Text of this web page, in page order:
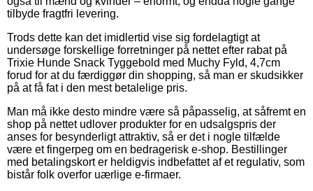
tilbyde fragtfri levering.
Trods dette kan det imidlertid vise sig fordelagtigt at
undersøge forskellige forretninger på nettet efter rabat på
Trixie Hunde Snack Tyggebold med Muchy Fyld, 4,7cm
forud for at du færdiggør din shopping, så man er skudsikker
på at få fat i den mest betalelige pris.
Man må ikke desto mindre være så påpasselig, at såfremt en
shop på nettet udlover produkter for en udsalgspris der
anses for besynderligt attraktiv, så er det i nogle tilfælde
være et fingerpeg om en bedragerisk e-shop. Bestillinger
med betalingskort er heldigvis indbefattet af et regulativ, som
bistår folk overfor uærlige e-firmaer.